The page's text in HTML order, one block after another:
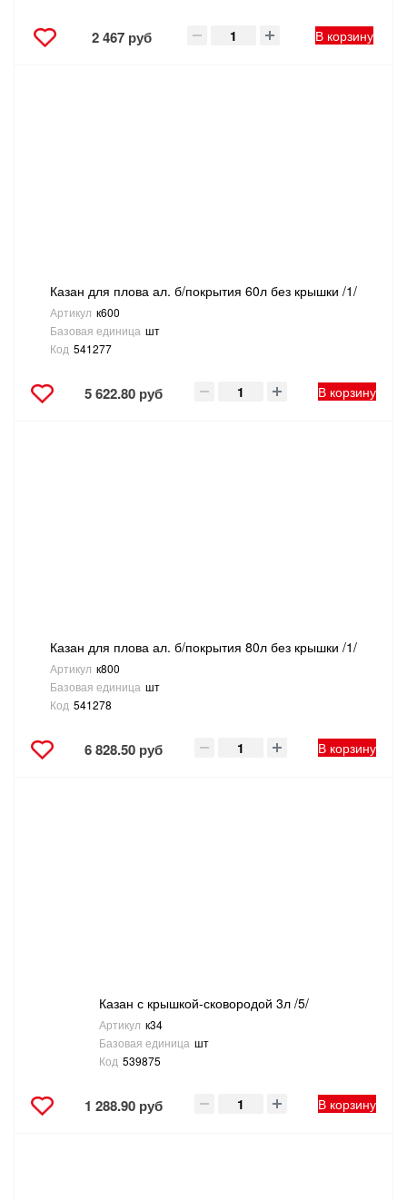
2 467 руб В корзину
Казан для плова ал. б/покрытия 60л без крышки /1/
Артикул к600
Базовая единица шт
Код 541277
5 622.80 руб В корзину
Казан для плова ал. б/покрытия 80л без крышки /1/
Артикул к800
Базовая единица шт
Код 541278
6 828.50 руб В корзину
Казан с крышкой-сковородой 3л /5/
Артикул к34
Базовая единица шт
Код 539875
1 288.90 руб В корзину